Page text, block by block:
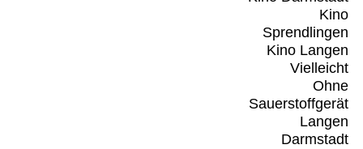
Kino
Sprendlingen
Kino Langen
Vielleicht
Ohne
Sauerstoffgerät
Langen
Darmstadt